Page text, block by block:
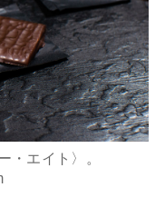
・エイト〉。